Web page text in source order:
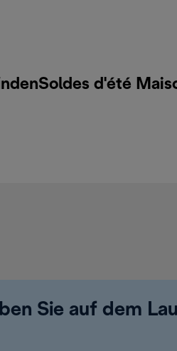
d'été
Sie auf dem